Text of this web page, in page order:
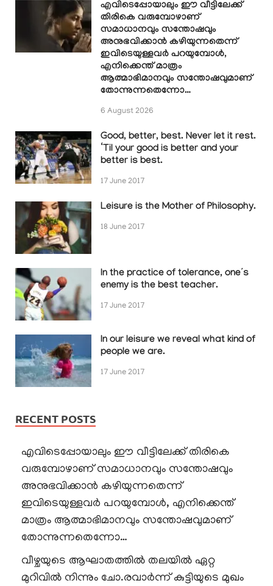
എവിടെപ്പോയാലും ഈ വീട്ടിലേക്ക്
തിരികെ വരുമ്പോഴാണ്
സമാധാനവും സന്തോഷവും
അനുഭവിക്കാൻ കഴിയുന്നതെന്ന്
ഇവിടെയുള്ളവർ പറയുമ്പോൾ,
എനിക്കെന്ത് മാത്രം
ആത്മാഭിമാനവും സന്തോഷവുമാണ്
തോന്നുന്നതെന്നോ…
6 August 2026
Good, better, best. Never let it rest.
‘Til your good is better and your
better is best.
17 June 2017
Leisure is the Mother of Philosophy.
18 June 2017
In the practice of tolerance, one’s
enemy is the best teacher.
17 June 2017
In our leisure we reveal what kind of
people we are.
17 June 2017
RECENT POSTS
എവിടെപ്പോയാലും ഈ വീട്ടിലേക്ക് തിരികെ
വരുമ്പോഴാണ് സമാധാനവും സന്തോഷവും
അനുഭവിക്കാൻ കഴിയുന്നതെന്ന്
ഇവിടെയുള്ളവർ പറയുമ്പോൾ, എനിക്കെന്ത്
മാത്രം ആത്മാഭിമാനവും സന്തോഷവുമാണ്
തോന്നുന്നതെന്നോ…
വീഴ്ചയുടെ ആഘാതത്തിൽ തലയിൽ ഏറ്റ
മുറിവിൽ നിന്നും ചോ.രവാർന്ന് കുട്ടിയുടെ മുഖം